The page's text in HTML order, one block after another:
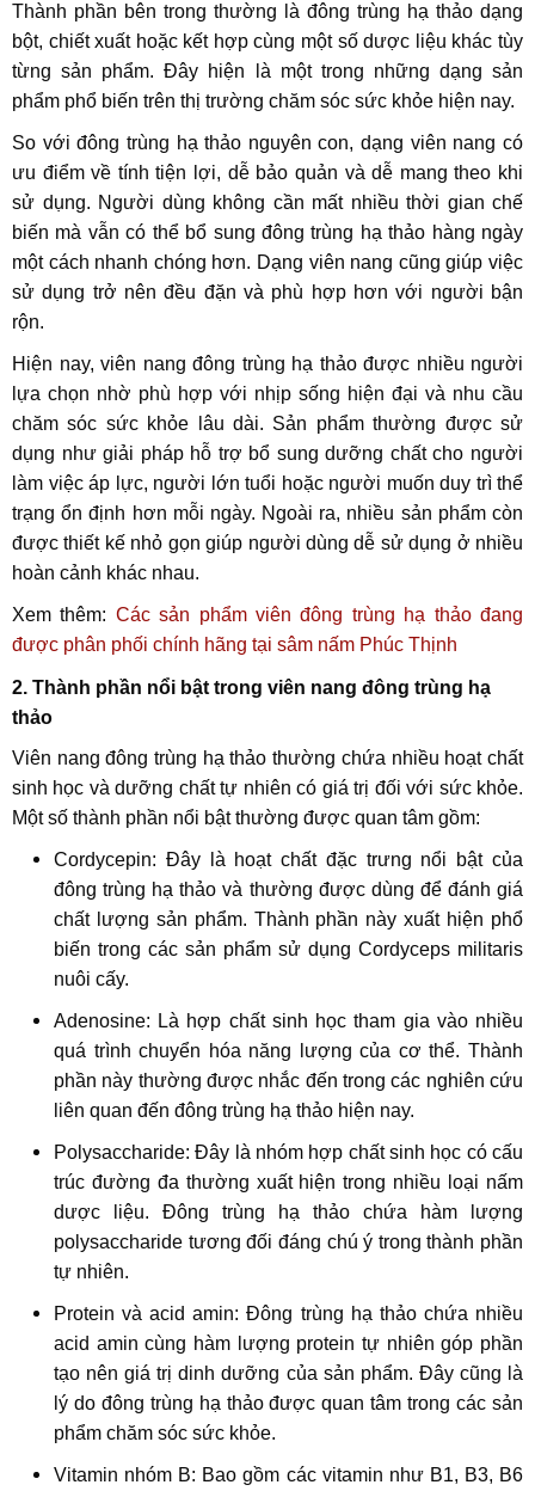
Thành phần bên trong thường là đông trùng hạ thảo dạng
bột, chiết xuất hoặc kết hợp cùng một số dược liệu khác tùy
từng sản phẩm. Đây hiện là một trong những dạng sản
phẩm phổ biến trên thị trường chăm sóc sức khỏe hiện nay.
So với đông trùng hạ thảo nguyên con, dạng viên nang có
ưu điểm về tính tiện lợi, dễ bảo quản và dễ mang theo khi
sử dụng. Người dùng không cần mất nhiều thời gian chế
biến mà vẫn có thể bổ sung đông trùng hạ thảo hàng ngày
một cách nhanh chóng hơn. Dạng viên nang cũng giúp việc
sử dụng trở nên đều đặn và phù hợp hơn với người bận
rộn.
Hiện nay, viên nang đông trùng hạ thảo được nhiều người
lựa chọn nhờ phù hợp với nhịp sống hiện đại và nhu cầu
chăm sóc sức khỏe lâu dài. Sản phẩm thường được sử
dụng như giải pháp hỗ trợ bổ sung dưỡng chất cho người
làm việc áp lực, người lớn tuổi hoặc người muốn duy trì thể
trạng ổn định hơn mỗi ngày. Ngoài ra, nhiều sản phẩm còn
được thiết kế nhỏ gọn giúp người dùng dễ sử dụng ở nhiều
hoàn cảnh khác nhau.
Xem thêm: Các sản phẩm viên đông trùng hạ thảo đang
được phân phối chính hãng tại sâm nấm Phúc Thịnh
2. Thành phần nổi bật trong viên nang đông trùng hạ
thảo
Viên nang đông trùng hạ thảo thường chứa nhiều hoạt chất
sinh học và dưỡng chất tự nhiên có giá trị đối với sức khỏe.
Một số thành phần nổi bật thường được quan tâm gồm:
Cordycepin: Đây là hoạt chất đặc trưng nổi bật của
đông trùng hạ thảo và thường được dùng để đánh giá
chất lượng sản phẩm. Thành phần này xuất hiện phổ
biến trong các sản phẩm sử dụng Cordyceps militaris
nuôi cấy.
Adenosine: Là hợp chất sinh học tham gia vào nhiều
quá trình chuyển hóa năng lượng của cơ thể. Thành
phần này thường được nhắc đến trong các nghiên cứu
liên quan đến đông trùng hạ thảo hiện nay.
Polysaccharide: Đây là nhóm hợp chất sinh học có cấu
trúc đường đa thường xuất hiện trong nhiều loại nấm
dược liệu. Đông trùng hạ thảo chứa hàm lượng
polysaccharide tương đối đáng chú ý trong thành phần
tự nhiên.
Protein và acid amin: Đông trùng hạ thảo chứa nhiều
acid amin cùng hàm lượng protein tự nhiên góp phần
tạo nên giá trị dinh dưỡng của sản phẩm. Đây cũng là
lý do đông trùng hạ thảo được quan tâm trong các sản
phẩm chăm sóc sức khỏe.
Vitamin nhóm B: Bao gồm các vitamin như B1, B3, B6